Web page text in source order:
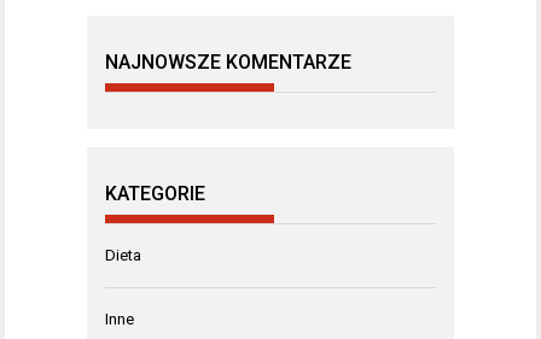
NAJNOWSZE KOMENTARZE
KATEGORIE
Dieta
Inne